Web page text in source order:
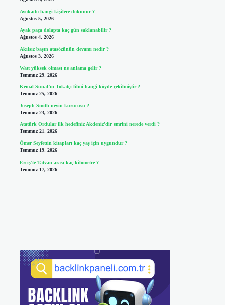
Avokado hangi kişilere dokunur ?
Ağustos 5, 2026
Ayak paça dolapta kaç gün saklanabilir ?
Ağustos 4, 2026
Akılsız başın atasözünün devamı nedir ?
Ağustos 3, 2026
Watt yüksek olması ne anlama gelir ?
Temmuz 29, 2026
Kemal Sunal’ın Tokatçı filmi hangi köyde çekilmiştir ?
Temmuz 25, 2026
Joseph Smith neyin kurucusu ?
Temmuz 23, 2026
Atatürk Ordular ilk hedefiniz Akdeniz’dir emrini nerede verdi ?
Temmuz 21, 2026
Ömer Seyfettin kitapları kaç yaş için uygundur ?
Temmuz 19, 2026
Erciş’te Tatvan arası kaç kilometre ?
Temmuz 17, 2026